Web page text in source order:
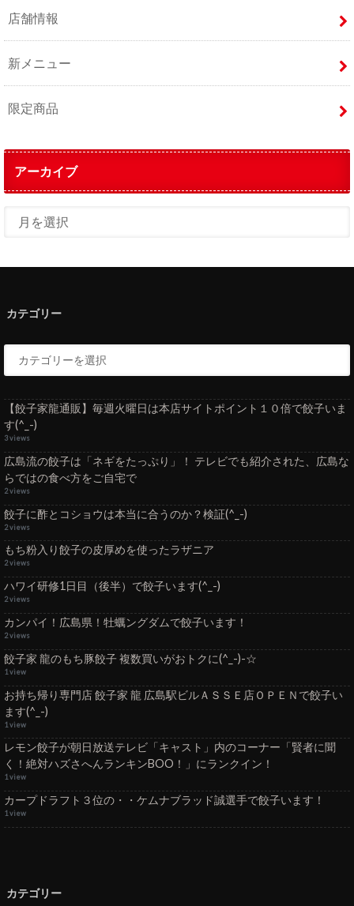
店舗情報
新メニュー
限定商品
アーカイブ
カテゴリー
【餃子家龍通販】毎週火曜日は本店サイトポイント１０倍で餃子いま
す(^_-)
3 views
広島流の餃子は「ネギをたっぷり」！ テレビでも紹介された、広島な
らではの食べ方をご自宅で
2 views
餃子に酢とコショウは本当に合うのか？検証(^_-)
2 views
もち粉入り餃子の皮厚めを使ったラザニア
2 views
ハワイ研修1日目（後半）で餃子います(^_-)
2 views
カンパイ！広島県！牡蠣ングダムで餃子います！
2 views
餃子家 龍のもち豚餃子 複数買いがおトクに(^_-)-☆
1 view
お持ち帰り専門店 餃子家 龍 広島駅ビルＡＳＳＥ店ＯＰＥＮで餃子い
ます(^_-)
1 view
レモン餃子が朝日放送テレビ「キャスト」内のコーナー「賢者に聞
く！絶対ハズさへんランキンBOO！」にランクイン！
1 view
カープドラフト３位の・・ケムナブラッド誠選手で餃子います！
1 view
カテゴリー